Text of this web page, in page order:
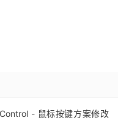
- 鼠标按键方案修改